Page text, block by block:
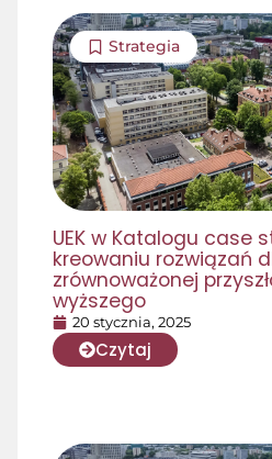
Strategia
UEK w Katalogu case
kreowaniu rozwiązań
zrównoważonej
wyższego
20 stycznia, 2025
Czytaj